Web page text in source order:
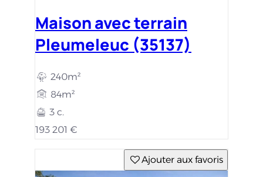
Maison avec terrain
Pleumeleuc (35137)
240m²
84m²
3 c.
193 201 €
Ajouter aux favoris